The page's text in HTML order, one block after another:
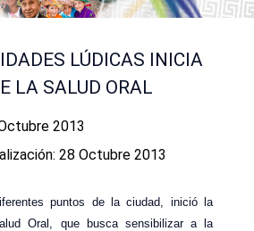
LÚDICAS INICIA
LA SALUD ORAL
2013
28 Octubre 2013
puntos de la ciudad, inició la
Oral, que busca sensibilizar a la